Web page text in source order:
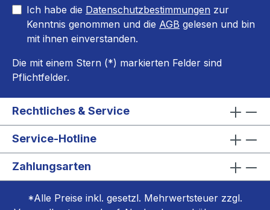
Ich habe die Datenschutzbestimmungen zur
Kenntnis genommen und die AGB gelesen und bin
mit ihnen einverstanden.
Die mit einem Stern (*) markierten Felder sind
Pflichtfelder.
Rechtliches & Service
Service-Hotline
Zahlungsarten
*Alle Preise inkl. gesetzl. Mehrwertsteuer zzgl.